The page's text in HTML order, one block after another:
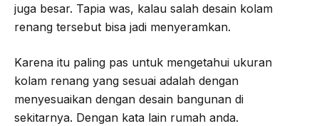
juga besar. Tapia was, kalau salah desain kolam
renang tersebut bisa jadi menyeramkan.
Karena itu paling pas untuk mengetahui ukuran
kolam renang yang sesuai adalah dengan
menyesuaikan dengan desain bangunan di
sekitarnya. Dengan kata lain rumah anda.